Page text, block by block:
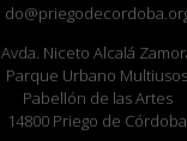
Avda. Niceto Alcalá
Parque Urbano Multiusos
Pabellón de las Artes
14800 Priego de Córdoba